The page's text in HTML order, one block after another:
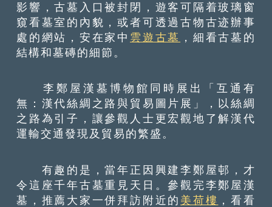
影響，古墓入口被封閉，遊客可隔着玻璃窗
窺看墓室的內貌，或者可透過古物古迹辦事
處的網站，安在家中 雲遊古墓 ，細看古墓的
結構和墓磚的細節。
李鄭屋漢墓博物館同時展出「互通有
無：漢代絲綢之路與貿易圖片展」，以絲綢
之路為引子，讓參觀人士更宏觀地了解漢代
運輸交通發現及貿易的繁盛。
有趣的是，當年正因興建李鄭屋邨，才
令這座千年古墓重見天日。參觀完李鄭屋漢
墓，推薦大家一併拜訪附近的 美荷樓 ，看看